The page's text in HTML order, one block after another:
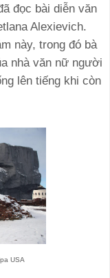
đọc bài diễn văn
Alexievich.
này, trong đó bà
nhà văn nữ người
lên tiếng khi còn
USA